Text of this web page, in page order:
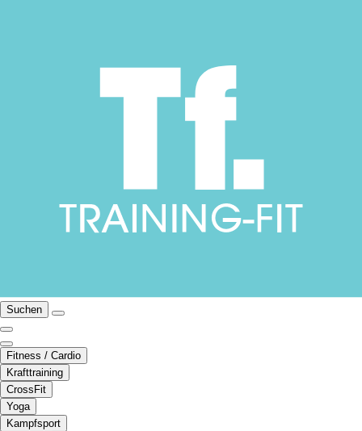
Suchen
Fitness / Cardio
Krafttraining
CrossFit
Yoga
Kampfsport